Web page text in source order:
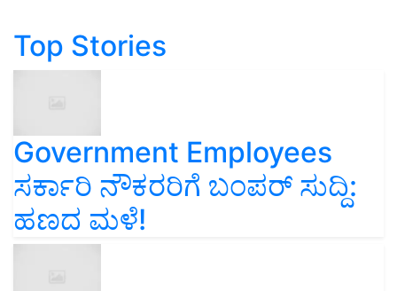
Top Stories
Government Employees
ಸರ್ಕಾರಿ ನೌಕರರಿಗೆ ಬಂಪರ್‌ ಸುದ್ದಿ:
ಹಣದ ಮಳೆ!